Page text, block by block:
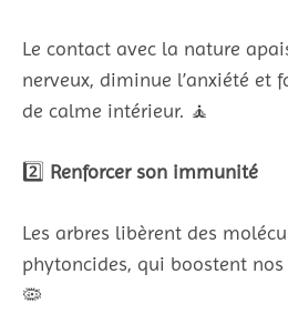
Le contact avec la nature
nerveux, diminue l’anxiété et
de calme intérieur. 🧘
2️⃣ Renforcer son immunité
Les arbres libèrent des
phytoncides, qui boostent
🦠